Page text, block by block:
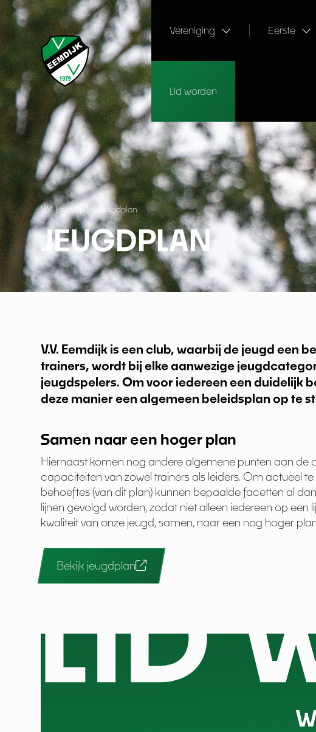
Vereniging Eerste
Lid worden
V.V. Eemdijk › Jeugdplan
JEUGDPLAN
V.V. Eemdijk is een club, waarbij de jeugd een
trainers, wordt bij elke aanwezige
jeugdspelers. Om voor iedereen een duidelijk
deze manier een algemeen beleidsplan op te
Samen naar een hoger plan
Hiernaast komen nog andere algemene punten aan de
capaciteiten van zowel trainers als leiders. Om actueel
behoeftes (van dit plan) kunnen bepaalde facetten al
lijnen gevolgd worden, zodat niet alleen iedereen op
kwaliteit van onze jeugd, samen, naar een nog hoger
Bekijk jeugdplan